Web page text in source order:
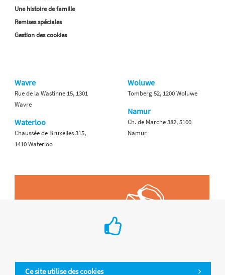
Ce site utilise des cookies
Une histoire de famille
Remises spéciales
Gestion des cookies
Wavre
Rue de la Wastinne 15, 1301
Wavre
Waterloo
Chaussée de Bruxelles 315,
1410 Waterloo
Woluwe
Tomberg 52, 1200 Woluwe
Namur
Ch. de Marche 382, 5100
Namur